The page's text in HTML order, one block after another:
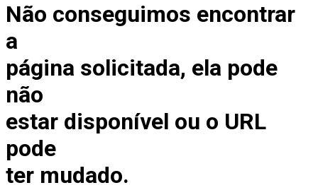
Não conseguimos encontrar
a
página solicitada, ela pode
não
estar disponível ou o URL
pode
ter mudado.